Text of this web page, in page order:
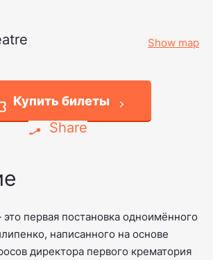
Show map
Купить билеты
Share
первая постановка одноимённого
написанного на основе
директора первого крематория